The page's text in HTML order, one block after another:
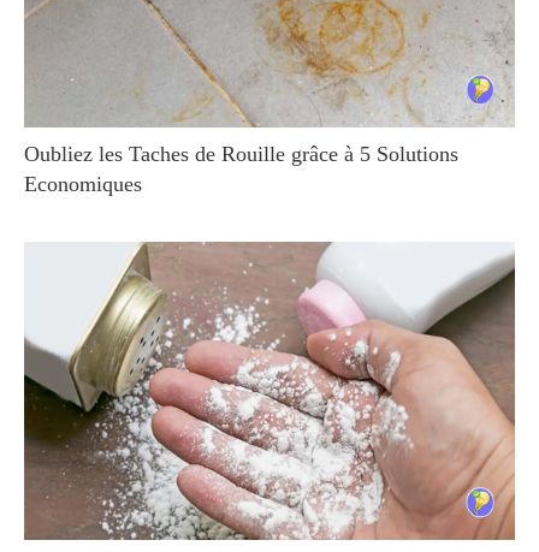
Oubliez les Taches de Rouille grâce à 5 Solutions
Economiques